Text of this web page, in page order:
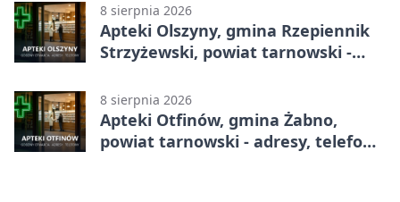
8 sierpnia 2026
Apteki Olszyny, gmina Rzepiennik
Strzyżewski, powiat tarnowski -
8 sierpnia 2026
Apteki Otfinów, gmina Żabno,
powiat tarnowski - adresy, telefony,